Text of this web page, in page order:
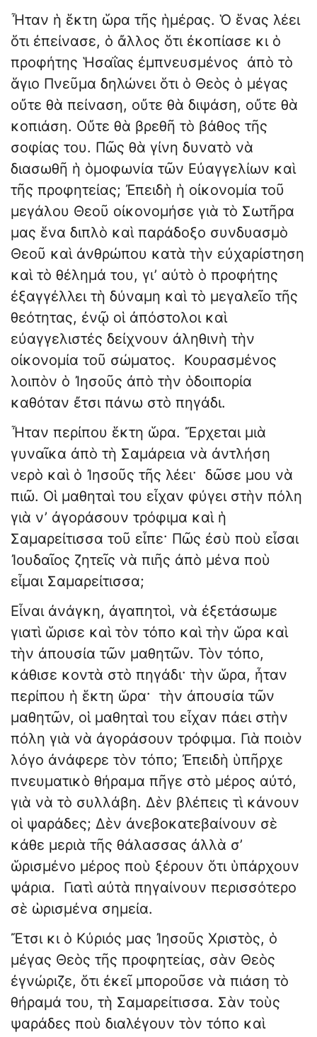
Ἦταν ἡ ἕκτη ὥρα τῆς ἡμέρας. Ὁ ἕνας λέει
ὅτι ἐπείνασε, ὁ ἄλλος ὅτι ἐκοπίασε κι ὁ
προφήτης Ἡσαΐας ἐμπνευσμένος ἀπὸ τὸ
ἅγιο Πνεῦμα δηλώνει ὅτι ὁ Θεὸς ὁ μέγας
οὔτε θὰ πείναση, οὔτε θὰ διψάση, οὔτε θὰ
κοπιάση. Οὔτε θὰ βρεθῆ τὸ βάθος τῆς
σοφίας του. Πῶς θὰ γίνη δυνατὸ νὰ
διασωθῆ ἡ ὁμοφωνία τῶν Εὐαγγελίων καὶ
τῆς προφητείας; Ἐπειδὴ ἡ οἰκονομία τοῦ
μεγάλου Θεοῦ οἰκονομήσε γιὰ τὸ Σωτῆρα
μας ἕνα διπλὸ καὶ παράδοξο συνδυασμὸ
Θεοῦ καὶ ἀνθρώπου κατὰ τὴν εὐχαρίστηση
καὶ τὸ θέλημά του, γι’ αὐτὸ ὁ προφήτης
ἐξαγγέλλει τὴ δύναμη καὶ τὸ μεγαλεῖο τῆς
θεότητας, ἐνῷ οἱ ἀπόστολοι καὶ
εὐαγγελιστές δείχνουν ἀληθινὴ τὴν
οἰκονομία τοῦ σώματος. Κουρασμένος
λοιπὸν ὁ Ἰησοῦς ἀπὸ τὴν ὁδοιπορία
καθόταν ἔτσι πάνω στὸ πηγάδι.
Ἦταν περίπου ἕκτη ὥρα. Ἔρχεται μιὰ
γυναῖκα ἀπὸ τὴ Σαμάρεια νὰ ἀντλήση
νερὸ καὶ ὁ Ἰησοῦς τῆς λέει· δῶσε μου νὰ
πιῶ. Οἱ μαθηταὶ του εἶχαν φύγει στὴν πόλη
γιὰ ν’ ἀγοράσουν τρόφιμα καὶ ἡ
Σαμαρείτισσα τοῦ εἶπε· Πῶς ἐσὺ ποὺ εἶσαι
Ἰουδαῖος ζητεῖς νὰ πιῆς ἀπὸ μένα ποὺ
εἶμαι Σαμαρείτισσα;
Εἶναι ἀνάγκη, ἀγαπητοὶ, νὰ ἐξετάσωμε
γιατὶ ὥρισε καὶ τὸν τόπο καὶ τὴν ὥρα καὶ
τὴν ἀπουσία τῶν μαθητῶν. Τὸν τόπο,
κάθισε κοντὰ στὸ πηγάδι· τὴν ὥρα, ἦταν
περίπου ἡ ἕκτη ὥρα· τὴν ἀπουσία τῶν
μαθητῶν, οἱ μαθηταὶ του εἶχαν πάει στὴν
πόλη γιὰ νὰ ἀγοράσουν τρόφιμα. Γιὰ ποιὸν
λόγο ἀνάφερε τὸν τόπο; Ἐπειδὴ ὑπῆρχε
πνευματικὸ θήραμα πῆγε στὸ μέρος αὐτό,
γιὰ νὰ τὸ συλλάβη. Δὲν βλέπεις τὶ κάνουν
οἱ ψαράδες; Δὲν ἀνεβοκατεβαίνουν σὲ
κάθε μεριὰ τῆς θάλασσας ἀλλὰ σ’
ὥρισμένο μέρος ποὺ ξέρουν ὅτι ὑπάρχουν
ψάρια. Γιατὶ αὐτὰ πηγαίνουν περισσότερο
σὲ ὡρισμένα σημεία.
Ἔτσι κι ὁ Κύριός μας Ἰησοῦς Χριστὸς, ὁ
μέγας Θεὸς τῆς προφητείας, σὰν Θεὸς
ἐγνώριζε, ὅτι ἐκεῖ μποροῦσε νὰ πιάση τὸ
θήραμά του, τὴ Σαμαρείτισσα. Σὰν τοὺς
ψαράδες ποὺ διαλέγουν τὸν τόπο καὶ